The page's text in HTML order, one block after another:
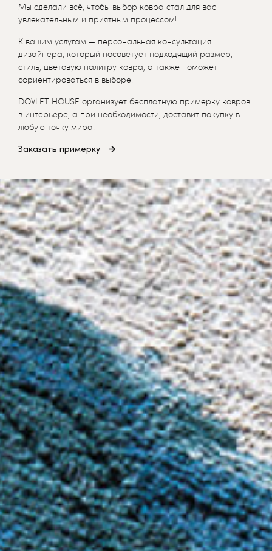
Мы сделали всё, чтобы выбор ковра стал для вас
увлекательным и приятным процессом!
К вашим услугам — персональная консультация
дизайнера, который посоветует подходящий размер,
стиль, цветовую палитру ковра, а также поможет
сориентироваться в выборе.
DOVLET HOUSE организует бесплатную примерку ковров
в интерьере, а при необходимости, доставит покупку в
любую точку мира.
Заказать примерку